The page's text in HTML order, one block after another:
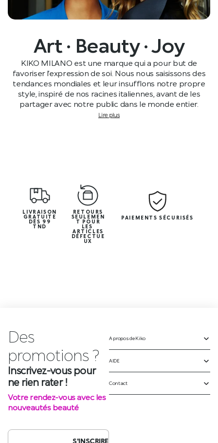
Art · Beauty · Joy
KIKO MILANO est une marque qui a pour but de
favoriser l’expression de soi. Nous nous saisissons des
tendances mondiales et leur insufflons notre propre
style, inspiré de nos racines italiennes, avant de les
partager avec notre public dans le monde entier.
Lire plus
LIVRAISON
GRATUITE
DÈS 99
TND
RETOURS
SEULEMEN
T POUR
LES
ARTICLES
DÉFECTUE
UX
PAIEMENTS SÉCURISÉS
Des
Inscrivez-vous pour
ne rien rater !
Votre rendez-vous avec les
nouveautés beauté
A propos de Kiko
AIDE
Contact
SUIVEZ-NOUS SUR